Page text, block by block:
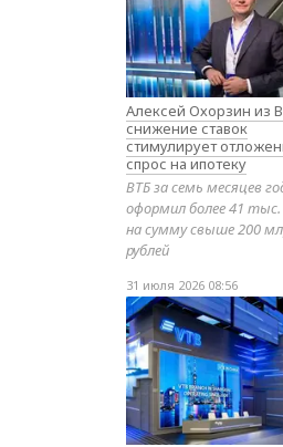
Алексей Охорзин из
снижение ставок
стимулирует
спрос на ипотеку
ВТБ за семь месяцев
оформил более 41 тыс.
на сумму свыше 200
рублей
31 июля 2026 08:56